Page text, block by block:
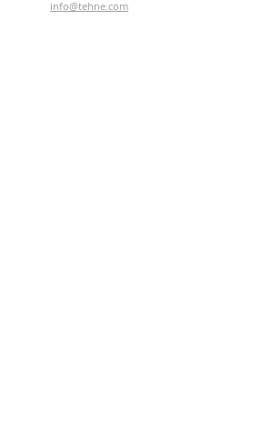
info@tehne.com